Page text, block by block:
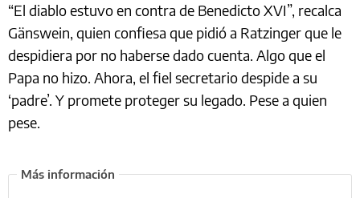
“El diablo estuvo en contra de Benedicto XVI”, recalca
Gänswein, quien confiesa que pidió a Ratzinger que le
despidiera por no haberse dado cuenta. Algo que el
Papa no hizo. Ahora, el fiel secretario despide a su
‘padre’. Y promete proteger su legado. Pese a quien
pese.